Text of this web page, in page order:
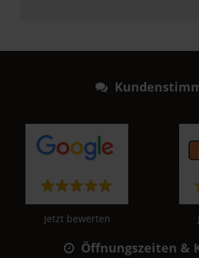
Jetzt bewerten
Öffnungszeiten &